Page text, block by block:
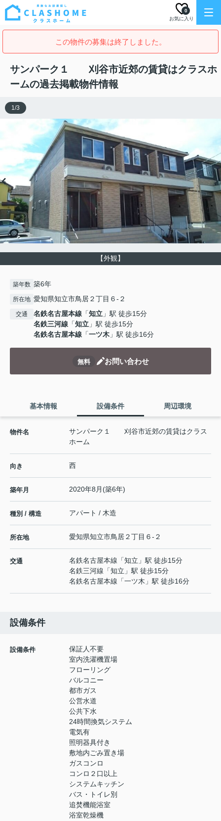
お気に入り
0
この物件の募集は終了しました。
サンパーク１ 刈谷市近郊の賃貸はクラスホ
ームの過去掲載物件情報
【外観】
1/3
築年数 築6年
所在地 愛知県知立市鳥居２丁目６-２
交通 名鉄名古屋本線 「知立 」駅 徒歩15分
名鉄三河線 「知立 」駅 徒歩15分
名鉄名古屋本線 「一ツ木 」駅 徒歩16分
無料 お問い合わせ
基本情報 設備条件 周辺環境
物件名
サンパーク１ 刈谷市近郊の賃貸はクラス
ホーム
向き 西
築年月 2020年8月(築6年)
種別 / 構造 アパート / 木造
所在地 愛知県知立市鳥居２丁目６-２
交通 名鉄名古屋本線 「知立 」駅 徒歩15分
名鉄三河線 「知立 」駅 徒歩15分
名鉄名古屋本線 「一ツ木 」駅 徒歩16分
設備条件
設備条件
保証人不要
室内洗濯機置場
フローリング
バルコニー
都市ガス
公営水道
公共下水
24時間換気システム
電気有
照明器具付き
敷地内ごみ置き場
ガスコンロ
コンロ２口以上
システムキッチン
バス・トイレ別
追焚機能浴室
浴室乾燥機